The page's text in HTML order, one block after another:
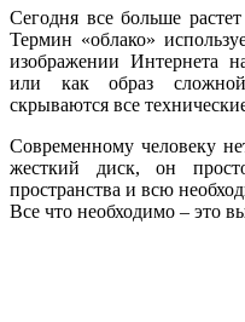
Сегодня все больше
Термин «облако»
изображении Интернета
или как образ
скрываются все
Современному человеку
жесткий диск, он
пространства и всю
Все что необходимо – это